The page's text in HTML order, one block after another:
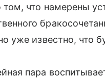
что намерены
уже известно, что
пара